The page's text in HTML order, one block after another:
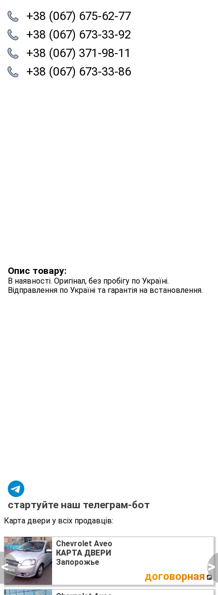
< >
+38 (067) 675-62-77
+38 (067) 673-33-92
+38 (067) 371-98-11
+38 (067) 673-33-86
Опис товару:
В наявності. Оригінал, без пробігу по Україні.
Відправлення по Україні та гарантія на встановлення.
стартуйте наш телеграм-бот
Карта двери у всіх продавців:
Chevrolet Aveo
КАРТА ДВЕРИ
Запорожье
договорная